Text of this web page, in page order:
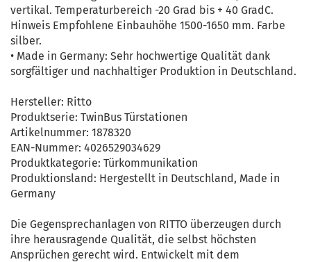
vertikal. Temperaturbereich -20 Grad bis + 40 GradC.
Hinweis Empfohlene Einbauhöhe 1500-1650 mm. Farbe
silber.
• Made in Germany: Sehr hochwertige Qualität dank
sorgfältiger und nachhaltiger Produktion in Deutschland.
Hersteller: Ritto
Produktserie: TwinBus Türstationen
Artikelnummer: 1878320
EAN-Nummer: 4026529034629
Produktkategorie: Türkommunikation
Produktionsland: Hergestellt in Deutschland, Made in
Germany
Die Gegensprechanlagen von RITTO überzeugen durch
ihre herausragende Qualität, die selbst höchsten
Ansprüchen gerecht wird. Entwickelt mit dem